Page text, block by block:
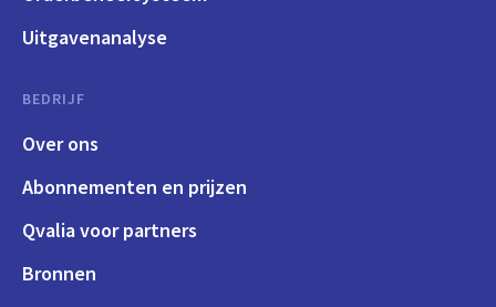
Uitgavenanalyse
BEDRIJF
Over ons
Abonnementen en prijzen
Qvalia voor partners
Bronnen